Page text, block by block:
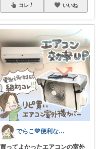
コレ いいね
でらこ💚便利な生活雑貨とママアイテム☺
買ってよかったエアコンの室外